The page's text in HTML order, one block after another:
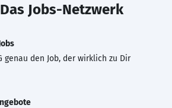
Jobs-Netzwerk
genau den Job, der wirklich zu Dir